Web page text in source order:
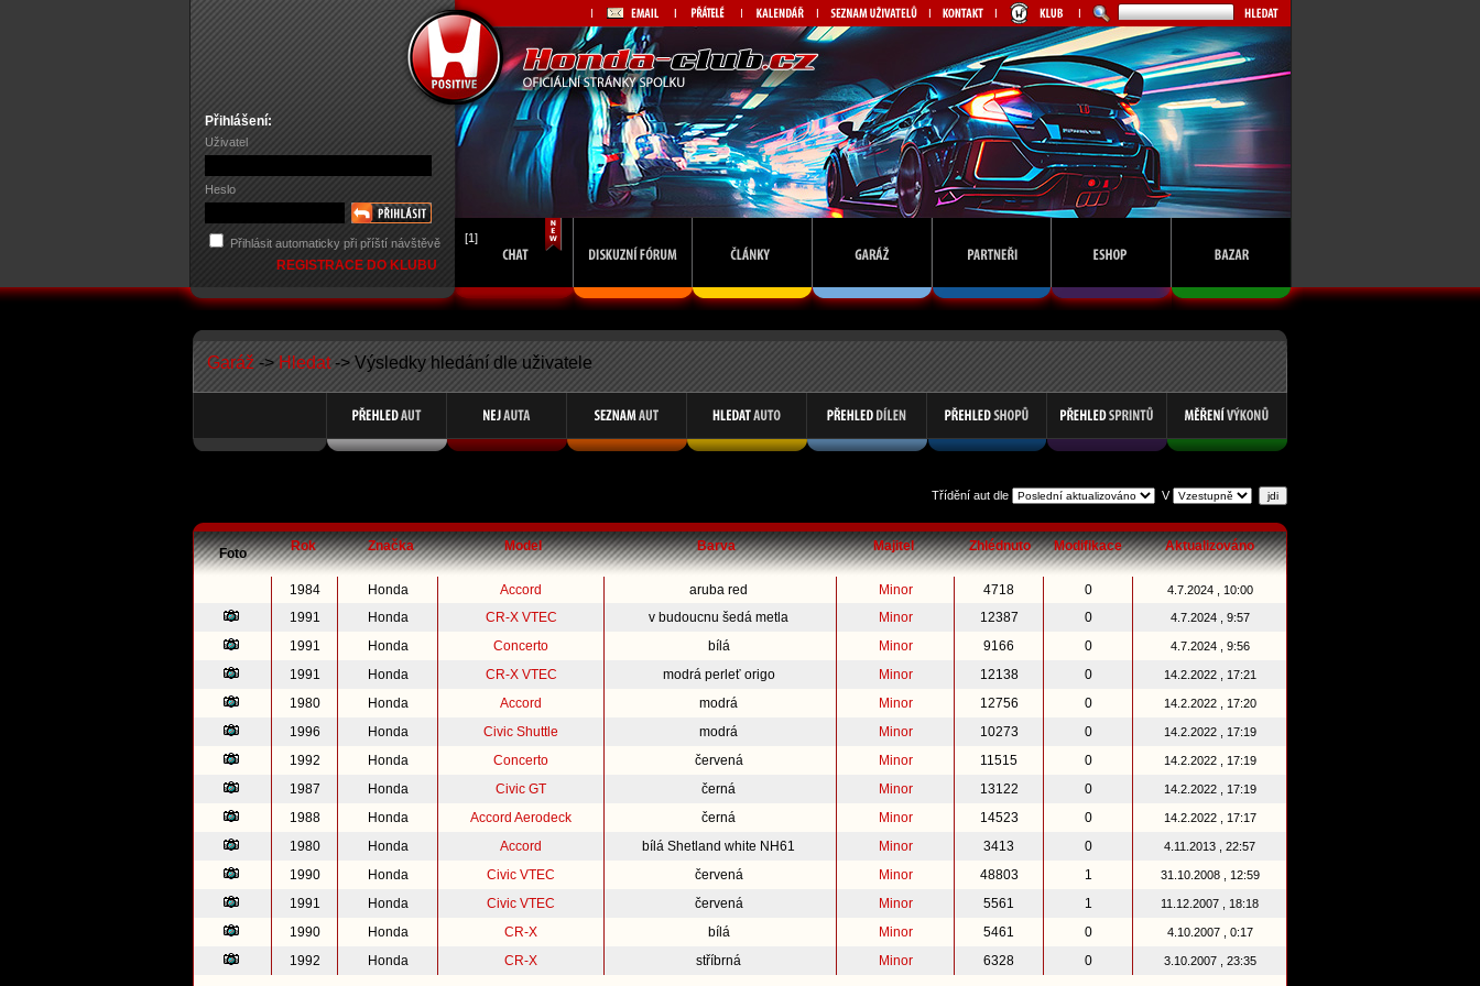
Přihlášení:
Uživatel
Heslo
Přihlásit automaticky při příští návštěvě
REGISTRACE DO KLUBU
[1]
Garáž -> Hledat-> Výsledky hledání dle uživatele
Třídění aut dle V
Foto Rok Značka Model Barva Majitel Zhlédnuto Modifikace Aktualizováno
1984 Honda Accord aruba red Minor 4718 0 4.7.2024 , 10:00
1991 Honda CR-X VTEC v budoucnu šedá metla Minor 12387 0 4.7.2024 , 9:57
1991 Honda Concerto bílá Minor 9166 0 4.7.2024 , 9:56
1991 Honda CR-X VTEC modrá perleť origo Minor 12138 0 14.2.2022 , 17:21
1980 Honda Accord modrá Minor 12756 0 14.2.2022 , 17:20
1996 Honda Civic Shuttle modrá Minor 10273 0 14.2.2022 , 17:19
1992 Honda Concerto červená Minor 11515 0 14.2.2022 , 17:19
1987 Honda Civic GT černá Minor 13122 0 14.2.2022 , 17:19
1988 Honda Accord Aerodeck černá Minor 14523 0 14.2.2022 , 17:17
1980 Honda Accord bílá Shetland white NH61 Minor 3413 0 4.11.2013 , 22:57
1990 Honda Civic VTEC červená Minor 48803 1 31.10.2008 , 12:59
1991 Honda Civic VTEC červená Minor 5561 1 11.12.2007 , 18:18
1990 Honda CR-X bílá Minor 5461 0 4.10.2007 , 0:17
1992 Honda CR-X stříbrná Minor 6328 0 3.10.2007 , 23:35